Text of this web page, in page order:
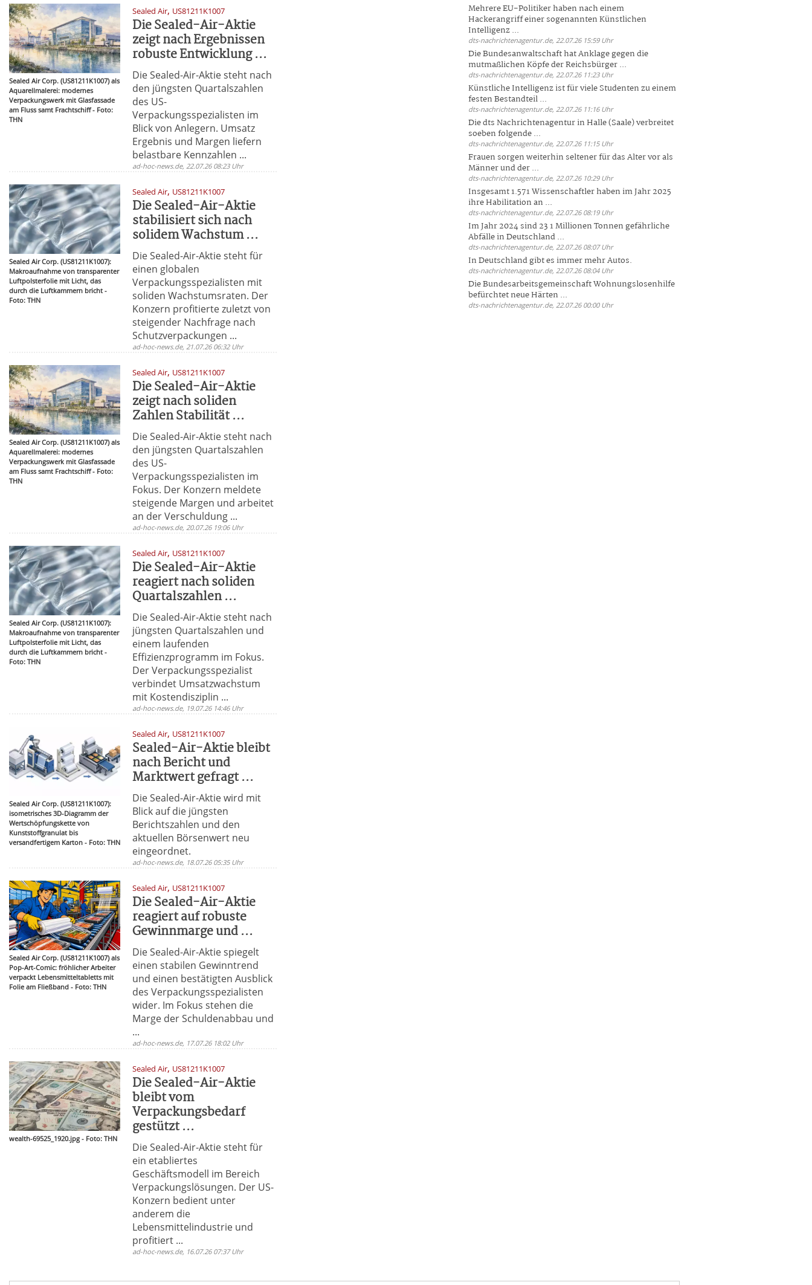
Sealed Air Corp. (US81211K1007) als
Aquarellmalerei: modernes
Verpackungswerk mit Glasfassade
am Fluss samt Frachtschiff - Foto:
THN
Sealed Air, US81211K1007
Die Sealed-Air-Aktie
zeigt nach Ergebnissen
robuste Entwicklung ...
Die Sealed-Air-Aktie steht nach
den jüngsten Quartalszahlen
des US-
Verpackungsspezialisten im
Blick von Anlegern. Umsatz
Ergebnis und Margen liefern
belastbare Kennzahlen ...
ad-hoc-news.de, 22.07.26 08:23 Uhr
Sealed Air Corp. (US81211K1007):
Makroaufnahme von transparenter
Luftpolsterfolie mit Licht, das
durch die Luftkammern bricht -
Foto: THN
Sealed Air, US81211K1007
Die Sealed-Air-Aktie
stabilisiert sich nach
solidem Wachstum ...
Die Sealed-Air-Aktie steht für
einen globalen
Verpackungsspezialisten mit
soliden Wachstumsraten. Der
Konzern profitierte zuletzt von
steigender Nachfrage nach
Schutzverpackungen ...
ad-hoc-news.de, 21.07.26 06:32 Uhr
Sealed Air Corp. (US81211K1007) als
Aquarellmalerei: modernes
Verpackungswerk mit Glasfassade
am Fluss samt Frachtschiff - Foto:
THN
Sealed Air, US81211K1007
Die Sealed-Air-Aktie
zeigt nach soliden
Zahlen Stabilität ...
Die Sealed-Air-Aktie steht nach
den jüngsten Quartalszahlen
des US-
Verpackungsspezialisten im
Fokus. Der Konzern meldete
steigende Margen und arbeitet
an der Verschuldung ...
ad-hoc-news.de, 20.07.26 19:06 Uhr
Sealed Air Corp. (US81211K1007):
Makroaufnahme von transparenter
Luftpolsterfolie mit Licht, das
durch die Luftkammern bricht -
Foto: THN
Sealed Air, US81211K1007
Die Sealed-Air-Aktie
reagiert nach soliden
Quartalszahlen ...
Die Sealed-Air-Aktie steht nach
jüngsten Quartalszahlen und
einem laufenden
Effizienzprogramm im Fokus.
Der Verpackungsspezialist
verbindet Umsatzwachstum
mit Kostendisziplin ...
ad-hoc-news.de, 19.07.26 14:46 Uhr
Sealed Air Corp. (US81211K1007):
isometrisches 3D-Diagramm der
Wertschöpfungskette von
Kunststoffgranulat bis
versandfertigem Karton - Foto: THN
Sealed Air, US81211K1007
Sealed-Air-Aktie bleibt
nach Bericht und
Marktwert gefragt ...
Die Sealed-Air-Aktie wird mit
Blick auf die jüngsten
Berichtszahlen und den
aktuellen Börsenwert neu
eingeordnet.
ad-hoc-news.de, 18.07.26 05:35 Uhr
Sealed Air Corp. (US81211K1007) als
Pop-Art-Comic: fröhlicher Arbeiter
verpackt Lebensmitteltabletts mit
Folie am Fließband - Foto: THN
Sealed Air, US81211K1007
Die Sealed-Air-Aktie
reagiert auf robuste
Gewinnmarge und ...
Die Sealed-Air-Aktie spiegelt
einen stabilen Gewinntrend
und einen bestätigten Ausblick
des Verpackungsspezialisten
wider. Im Fokus stehen die
Marge der Schuldenabbau und
...
ad-hoc-news.de, 17.07.26 18:02 Uhr
wealth-69525_1920.jpg - Foto: THN
Sealed Air, US81211K1007
Die Sealed-Air-Aktie
bleibt vom
Verpackungsbedarf
gestützt ...
Die Sealed-Air-Aktie steht für
ein etabliertes
Geschäftsmodell im Bereich
Verpackungslösungen. Der US-
Konzern bedient unter
anderem die
Lebensmittelindustrie und
profitiert ...
ad-hoc-news.de, 16.07.26 07:37 Uhr
Mehrere EU-Politiker haben nach einem
Hackerangriff einer sogenannten Künstlichen
Intelligenz ...
dts-nachrichtenagentur.de, 22.07.26 15:59 Uhr
Die Bundesanwaltschaft hat Anklage gegen die
mutmaßlichen Köpfe der Reichsbürger ...
dts-nachrichtenagentur.de, 22.07.26 11:23 Uhr
Künstliche Intelligenz ist für viele Studenten zu einem
festen Bestandteil ...
dts-nachrichtenagentur.de, 22.07.26 11:16 Uhr
Die dts Nachrichtenagentur in Halle (Saale) verbreitet
soeben folgende ...
dts-nachrichtenagentur.de, 22.07.26 11:15 Uhr
Frauen sorgen weiterhin seltener für das Alter vor als
Männer und der ...
dts-nachrichtenagentur.de, 22.07.26 10:29 Uhr
Insgesamt 1.571 Wissenschaftler haben im Jahr 2025
ihre Habilitation an ...
dts-nachrichtenagentur.de, 22.07.26 08:19 Uhr
Im Jahr 2024 sind 23 1 Millionen Tonnen gefährliche
Abfälle in Deutschland ...
dts-nachrichtenagentur.de, 22.07.26 08:07 Uhr
In Deutschland gibt es immer mehr Autos.
dts-nachrichtenagentur.de, 22.07.26 08:04 Uhr
Die Bundesarbeitsgemeinschaft Wohnungslosenhilfe
befürchtet neue Härten ...
dts-nachrichtenagentur.de, 22.07.26 00:00 Uhr